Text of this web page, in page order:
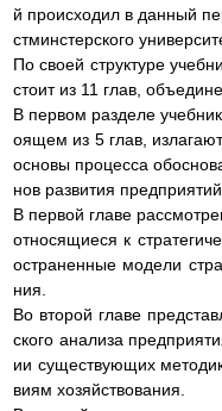
й происходил в данный
стминстерского
По своей структуре
стоит из 11 глав,
В первом разделе
оящем из 5 глав,
основы процесса
нов развития предприятий.
В первой главе
относящиеся к
остраненные модели
ния.
Во второй главе
ского анализа
ии существующих
виям хозяйствования.